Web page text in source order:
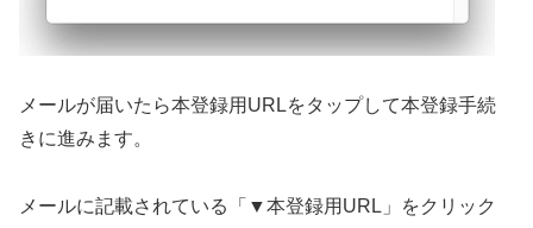
メールが届いたら本登録用URLをタップして本登録手続
きに進みます。
メールに記載されている「▼本登録用URL」をクリック